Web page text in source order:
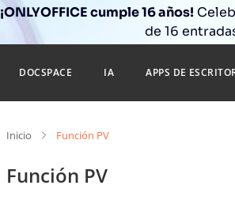
¡ONLYOFFICE cumple 16 años!
de 16
DOCSPACE IA APPS DE
Inicio Función PV
Función PV